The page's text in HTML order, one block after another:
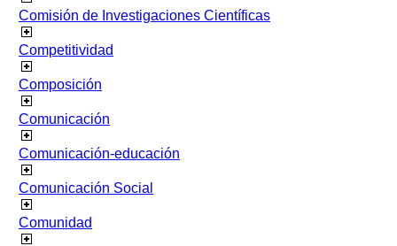
Comisión de Investigaciones Científicas
Competitividad
Composición
Comunicación
Comunicación-educación
Comunicación Social
Comunidad